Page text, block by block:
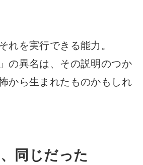
れを実行できる能力。
の異名は、その説明のつか
から生まれたものかもしれ
同じだった